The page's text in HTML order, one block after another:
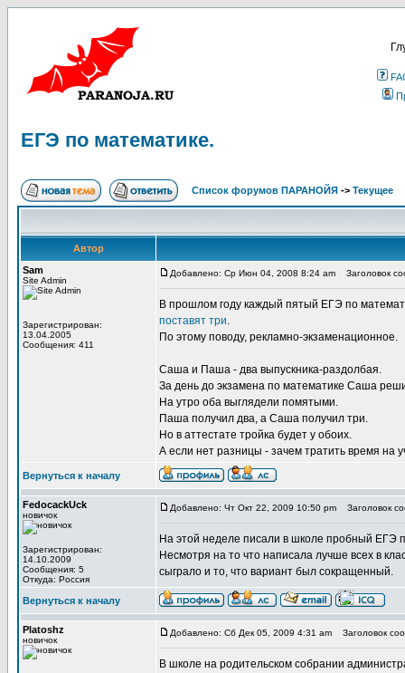
ЕГЭ по математике.
Список форумов ПАРАНОЙЯ -> Текущее
Автор
Sam
Site Admin
Зарегистрирован:
13.04.2005
Сообщения: 411
Добавлено: Ср Июн 04, 2008 8:24 am Заголовок
В прошлом году каждый пятый ЕГЭ по
поставят три.
По этому поводу, рекламно-экзаменационное.
Саша и Паша - два выпускника-раздолбая.
За день до экзамена по математике Саша
На утро оба выглядели помятыми.
Паша получил два, а Саша получил три.
Но в аттестате тройка будет у обоих.
А если нет разницы - зачем тратить время на
Вернуться к началу
FedocackUck
новичок
Зарегистрирован:
14.10.2009
Сообщения: 5
Откуда: Россия
Добавлено: Чт Окт 22, 2009 10:50 pm Заголовок
На этой неделе писали в школе пробный ЕГЭ
Несмотря на то что написала лучше всех в
сыграло и то, что вариант был сокращенный.
Вернуться к началу
Platoshz
новичок
Добавлено: Сб Дек 05, 2009 4:31 am Заголовок
В школе на родительском собрании